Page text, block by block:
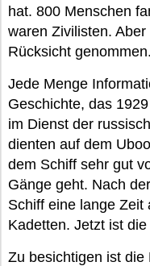
hat. 800 Menschen
waren Zivilisten.
Rücksicht genommen.
Jede Menge
Geschichte, das
im Dienst der
dienten auf dem
dem Schiff sehr gut
Gänge geht. Nach
Schiff eine lange Zeit
Kadetten. Jetzt ist
Zu besichtigen ist